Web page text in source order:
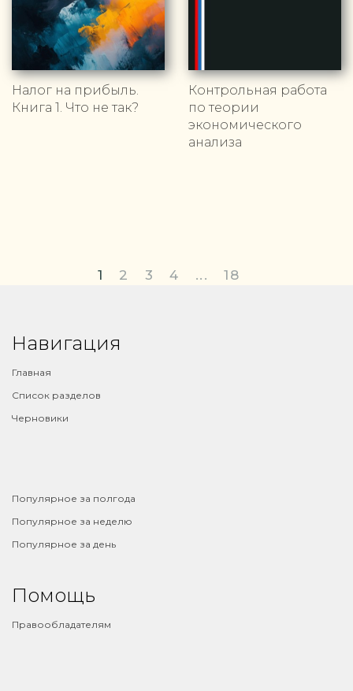
Налог на прибыль.
Книга 1. Что не так?
Контрольная работа
по теории
экономического
анализа
1 2 3 4 ... 18
Навигация
Главная
Список разделов
Черновики
Популярное за полгода
Популярное за неделю
Популярное за день
Помощь
Правообладателям